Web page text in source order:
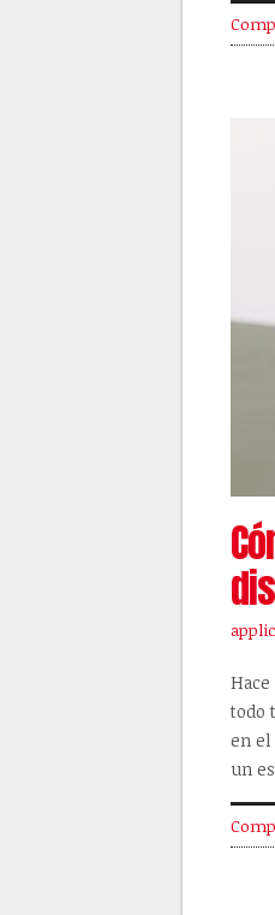
todo
en el
un